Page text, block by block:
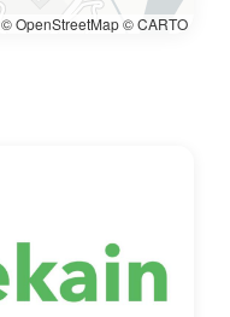
© OpenStreetMap © CARTO